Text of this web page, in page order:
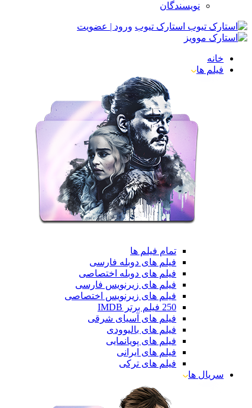
نویسندگان
استارک تیوب ورود | عضویت
خانه
فیلم ها
تمام فیلم ها
فیلم های دوبله فارسی
فیلم های دوبله اختصاصی
فیلم های زیرنویس فارسی
فیلم های زیرنویس اختصاصی
250 فیلم برتر IMDB
فیلم های آسیای شرقی
فیلم های بالیوودی
فیلم های پویانمایی
فیلم های ایرانی
فیلم های ترکی
سریال ها